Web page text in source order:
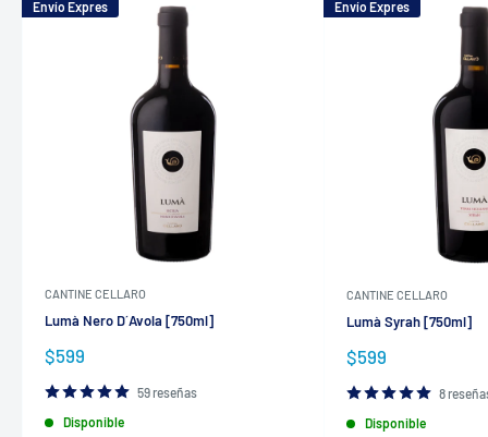
Envío Expres
CANTINE CELLARO
Lumà Nero D´Avola [750ml]
Precio
de
venta
$599
59 reseñas
Disponible
Envío Expres
CANTINE CELLARO
Lumà Syrah [750ml]
Precio
de
venta
$599
8
Disponible